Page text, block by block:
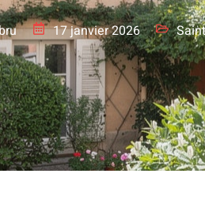
17 janvier 2026